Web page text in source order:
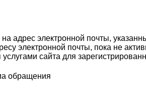
адрес электронной почты,
электронной почты, пока не
сайта для
обращения